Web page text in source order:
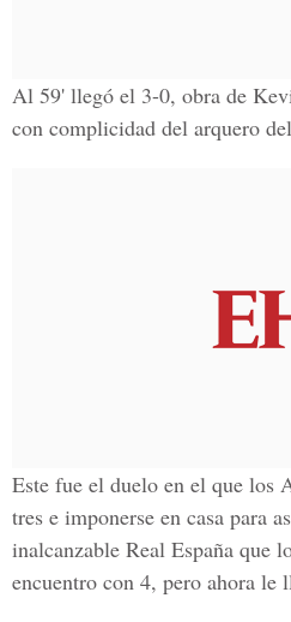
Al 59' llegó el 3-0, obra de
con complicidad del arquero
Este fue el duelo en el que los
tres e imponerse en casa para
inalcanzable Real España que
encuentro con 4, pero ahora le